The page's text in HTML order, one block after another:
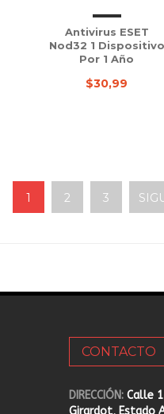
Antivirus ESET
Nod32 1 Dispositivo
Por 1 Año
$30,99
1 2 3
CONTACTO
DIRECCIÓN: Calle
Girardot, Estado